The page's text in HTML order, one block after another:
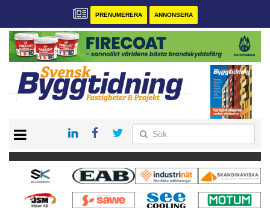
PRENUMERERA ANNONSERA
PRENUMERERA
VÅRA ANDRA MAGASIN
ANNONSERA